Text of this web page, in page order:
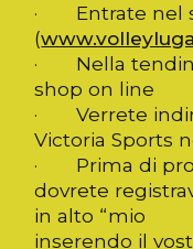
· Entrate nel
(
· Nella
shop on line
· Verrete
Victoria Sports
· Prima di
dovrete
in alto “mio
inserendo il